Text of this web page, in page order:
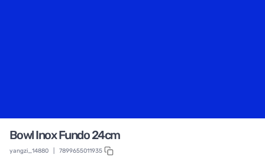
Bowl Inox Fundo 24cm
yangzi_14880 7899655011935